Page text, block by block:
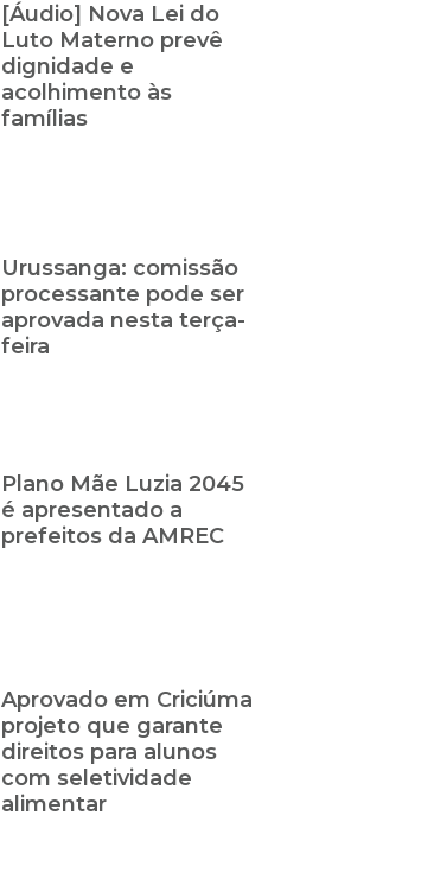
[Áudio] Nova Lei do
Luto Materno prevê
dignidade e
acolhimento às
famílias
Urussanga: comissão
processante pode ser
aprovada nesta terça-
feira
Plano Mãe Luzia 2045
é apresentado a
prefeitos da AMREC
Aprovado em Criciúma
projeto que garante
direitos para alunos
com seletividade
alimentar